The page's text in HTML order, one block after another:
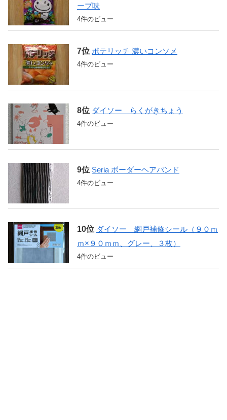
ープ味
4件のビュー
ポテリッチ 濃いコンソメ
4件のビュー
ダイソー らくがきちょう
4件のビュー
Seria ボーダーヘアバンド
4件のビュー
ダイソー 網戸補修シール（９０ｍ
ｍ×９０ｍｍ、グレー、３枚）
4件のビュー